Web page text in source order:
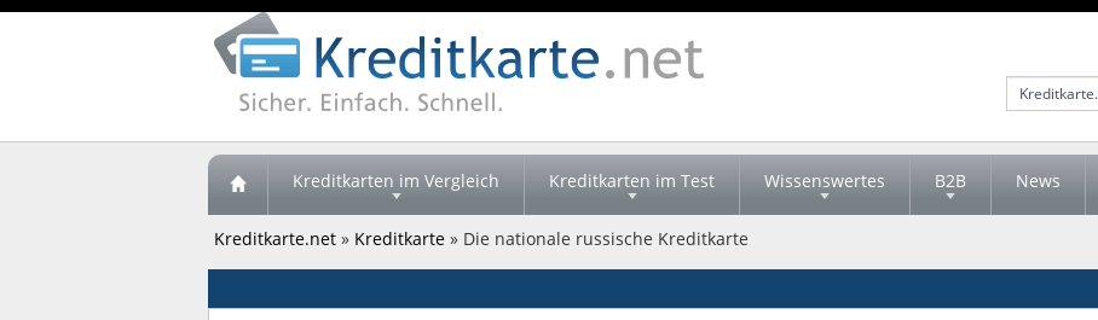
Kreditkarten im Vergleich Kreditkarten im Test Wissenswertes B2B News
Kreditkarte.net » Kreditkarte » Die nationale russische Kreditkarte